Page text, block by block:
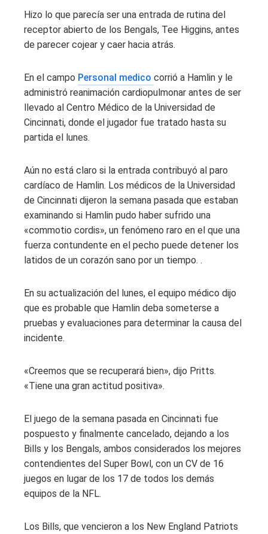
Hizo lo que parecía ser una entrada de rutina del
receptor abierto de los Bengals, Tee Higgins, antes
de parecer cojear y caer hacia atrás.
En el campo Personal medico corrió a Hamlin y le
administró reanimación cardiopulmonar antes de ser
llevado al Centro Médico de la Universidad de
Cincinnati, donde el jugador fue tratado hasta su
partida el lunes.
Aún no está claro si la entrada contribuyó al paro
cardíaco de Hamlin. Los médicos de la Universidad
de Cincinnati dijeron la semana pasada que estaban
examinando si Hamlin pudo haber sufrido una
«commotio cordis», un fenómeno raro en el que una
fuerza contundente en el pecho puede detener los
latidos de un corazón sano por un tiempo. .
En su actualización del lunes, el equipo médico dijo
que es probable que Hamlin deba someterse a
pruebas y evaluaciones para determinar la causa del
incidente.
«Creemos que se recuperará bien», dijo Pritts.
«Tiene una gran actitud positiva».
El juego de la semana pasada en Cincinnati fue
pospuesto y finalmente cancelado, dejando a los
Bills y los Bengals, ambos considerados los mejores
contendientes del Super Bowl, con un CV de 16
juegos en lugar de los 17 de todos los demás
equipos de la NFL.
Los Bills, que vencieron a los New England Patriots